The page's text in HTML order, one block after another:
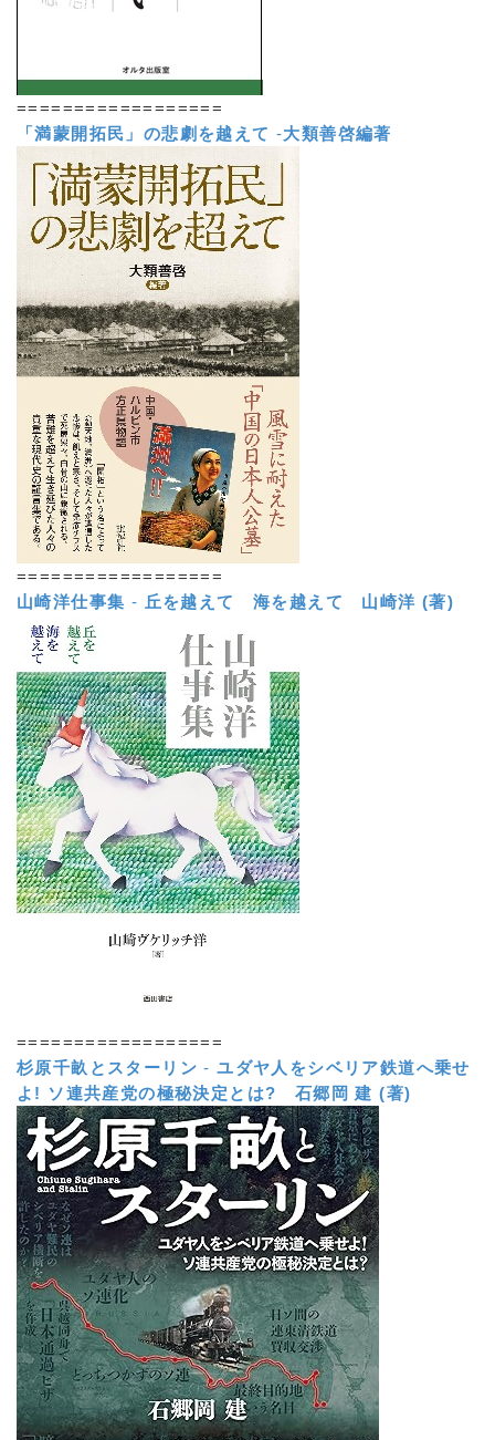
==================
「満蒙開拓民」の悲劇を越えて -大類善啓編著
==================
山崎洋仕事集 - 丘を越えて 海を越えて 山崎洋 (著)
==================
杉原千畝とスターリン -ユダヤ人をシベリア鉄道へ乗せ
よ! ソ連共産党の極秘決定とは?
石郷岡 建 (著)